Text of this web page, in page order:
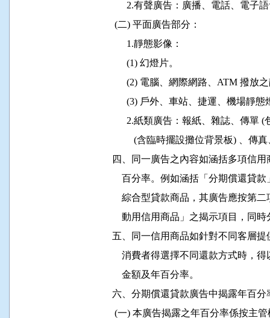
2.有聲廣告：廣播、電話、電子
           (二) 平面廣告部分：
                1.靜態影像：
                (1) 幻燈片。
(2) 電腦、網際網路、ATM 撥
(3) 戶外、車站、捷運、機場靜
2.紙類廣告：報紙、雜誌、傳
(含臨時擺設攤位背景板) 、
四、同一廣告之內容如涵括多項
百分率。例如涵括「分期償還
綜合型貸款商品，其廣告應按
動用信用商品」之揭示項目，
五、同一信用商品如針對不同客
消費者得選擇不同還款方式時
              金額及年百分率。
六、分期償還貸款廣告中揭露年
(一) 本廣告揭露之年百分率係按